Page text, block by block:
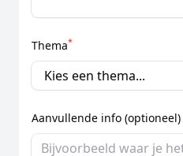
Thema*
Aanvullende info (optioneel)